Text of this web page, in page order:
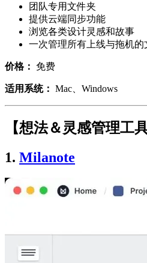
团队专用文件夹
提供云端同步功能
浏览各类设计灵感和故事
一次管理所有上线与拖机的
价格： 免费
适用系统： Mac、Windows
【想法＆灵感管理工具
1. Milanote